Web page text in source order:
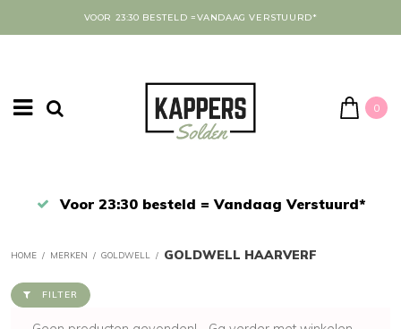
VOOR 23:30 BESTELD =VANDAAG VERSTUURD*
0
Afrekenen in een veilige omgeving
HOME / MERKEN / GOLDWELL / GOLDWELL HAARVERF
FILTER